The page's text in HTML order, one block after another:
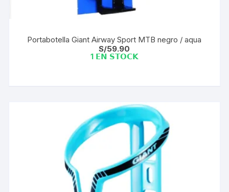
Portabotella Giant Airway Sport MTB negro / aqua
S/59.90
1 𝗘𝗡 𝗦𝗧𝗢𝗖𝗞